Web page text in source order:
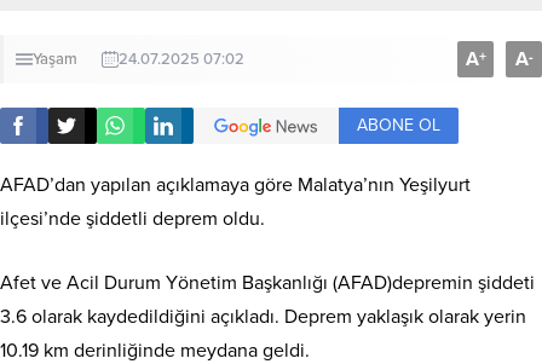
Yaşam 24.07.2025 07:02 A+ A-
ABONE OL
AFAD’dan yapılan açıklamaya göre Malatya’nın Yeşilyurt
ilçesi’nde şiddetli deprem oldu.
Afet ve Acil Durum Yönetim Başkanlığı (AFAD)depremin şiddeti
3.6 olarak kaydedildiğini açıkladı. Deprem yaklaşık olarak yerin
10.19 km derinliğinde meydana geldi.